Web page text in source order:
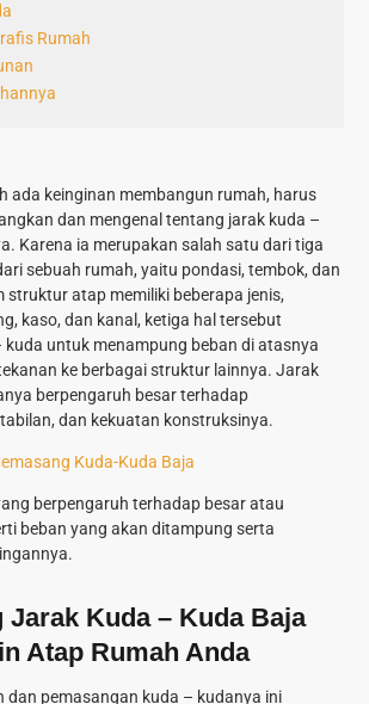
Rumah
ada keinginan membangun rumah, harus
dan mengenal tentang jarak kuda –
Karena ia merupakan salah satu dari tiga
sebuah rumah, yaitu pondasi, tembok, dan
struktur atap memiliki beberapa jenis,
kaso, dan kanal, ketiga hal tersebut
kuda untuk menampung beban di atasnya
ke berbagai struktur lainnya. Jarak
berpengaruh besar terhadap
dan kekuatan konstruksinya.
Kuda-Kuda Baja
berpengaruh terhadap besar atau
beban yang akan ditampung serta
Jarak Kuda – Kuda Baja
Atap Rumah Anda
dan pemasangan kuda – kudanya ini